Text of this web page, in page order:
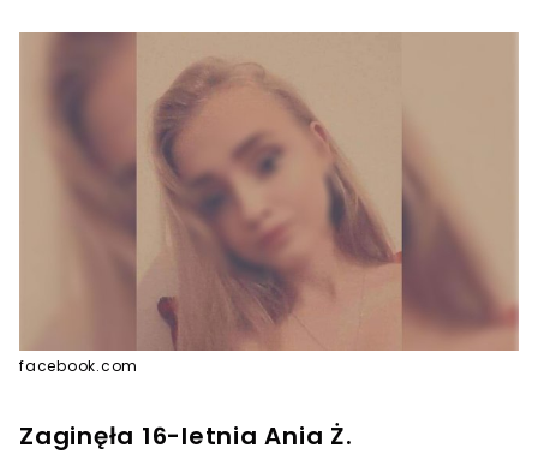
facebook.com
Zaginęła 16-letnia Ania Ż.